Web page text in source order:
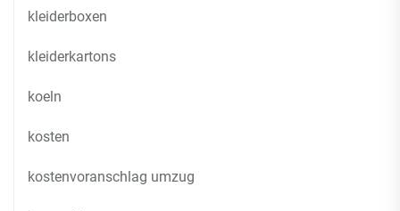
kleiderboxen
kleiderkartons
koeln
kosten
kostenvoranschlag umzug